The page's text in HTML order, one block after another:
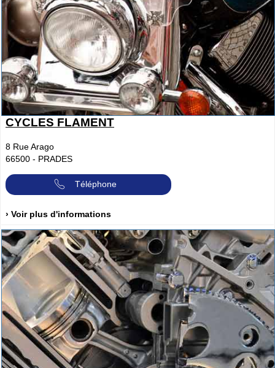
CYCLES FLAMENT
8 Rue Arago
66500 - PRADES
Téléphone
› Voir plus d'informations